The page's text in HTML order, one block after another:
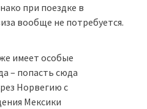
при поездке в
вообще не потребуется.
имеет особые
– попасть сюда
Норвегию с
Мексики